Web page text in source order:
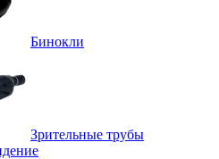
Бинокли
Зрительные трубы